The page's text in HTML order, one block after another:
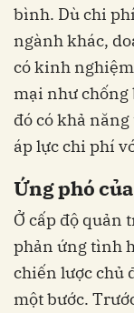
bình. Dù chi
ngành khác,
có kinh
mại như
đó có khả
áp lực chi phí
Ứng phó
Ở cấp độ quản
phản ứng tình
chiến lược chủ
một bước.